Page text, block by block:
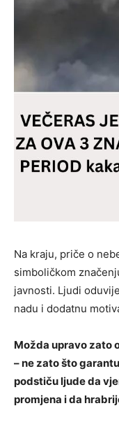
Na kraju, priče o
simboličkom
javnosti. Ljudi
nadu i dodatnu
Možda upravo zato
– ne zato što
podstiču ljude da
promjena i da